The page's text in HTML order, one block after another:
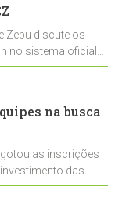
Zebu discute os
no sistema oficial
expansão na
na busca
as inscrições
das
Crioulos voltados